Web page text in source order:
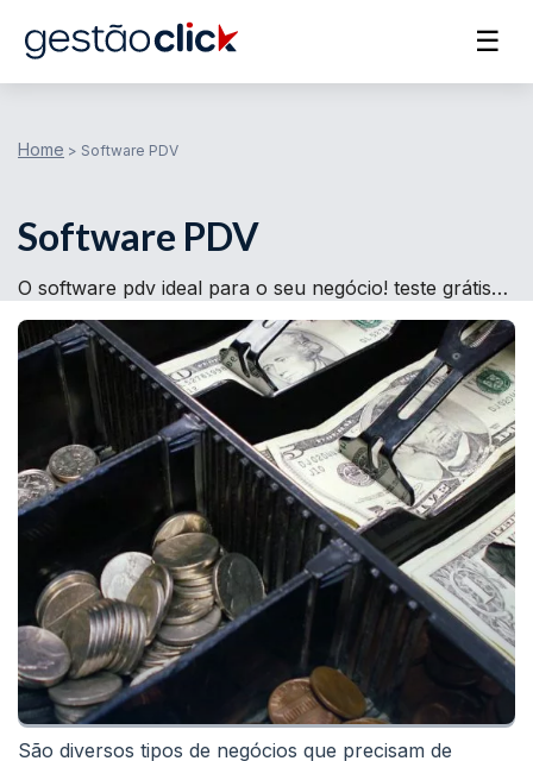
☰
Home > Software PDV
Software PDV
O software pdv ideal para o seu negócio! teste grátis…
São diversos tipos de negócios que precisam de